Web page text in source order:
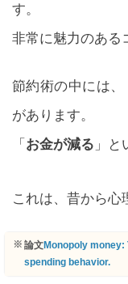
す。
非常に魅力のある
節約術の中には、
があります。
「 お金が減る 」と
これは、昔から心
論文Monopoly
spending behavior.